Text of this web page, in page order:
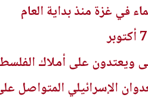
على أملاك
الإسرائيلي المتواصل